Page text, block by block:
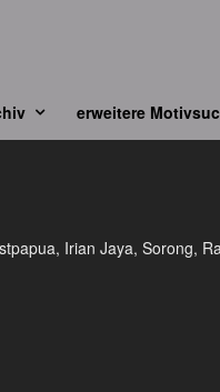
erweitere
Irian Jaya, Sorong,